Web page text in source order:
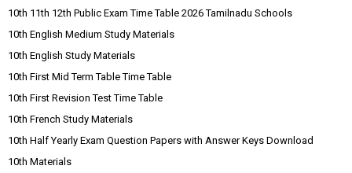
10th 11th 12th Public Exam Time Table 2026 Tamilnadu Schools
10th English Medium Study Materials
10th English Study Materials
10th First Mid Term Table Time Table
10th First Revision Test Time Table
10th French Study Materials
10th Half Yearly Exam Question Papers with Answer Keys Download
10th Materials